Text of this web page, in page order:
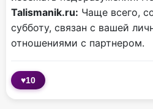
Talismanik.ru: Чаще всего,
субботу, связан с вашей
отношениями с партнером.
♥10